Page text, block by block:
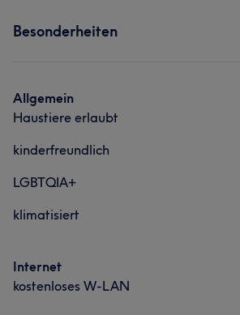
Besonderheiten
Allgemein
Haustiere erlaubt
kinderfreundlich
LGBTQIA+
klimatisiert
Internet
kostenloses W-LAN